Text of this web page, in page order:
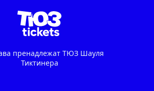
пренадлежат ТЮЗ Шауля
Тиктинера